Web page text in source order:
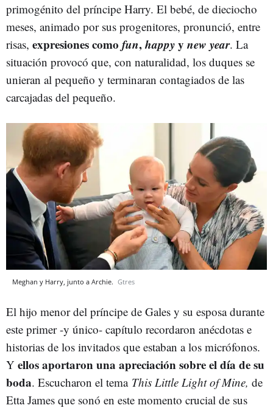
primogénito del príncipe Harry. El bebé, de dieciocho
meses, animado por sus progenitores, pronunció, entre
risas, expresiones como fun,happyy new year. La
situación provocó que, con naturalidad, los duques se
unieran al pequeño y terminaran contagiados de las
carcajadas del pequeño.
Meghan y Harry, junto a Archie. Gtres
El hijo menor del príncipe de Gales y su esposa durante
este primer -y único- capítulo recordaron anécdotas e
historias de los invitados que estaban a los micrófonos.
Y ellos aportaron una apreciación sobre el día de su
boda. Escucharon el tema This Little Light of Mine, de
Etta James que sonó en este momento crucial de sus